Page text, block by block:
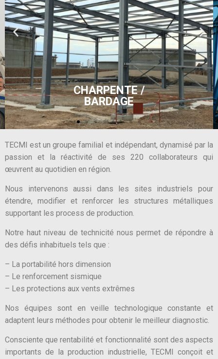
TECMI est un groupe familial et indépendant, dynamisé par la
passion et la réactivité de ses 220 collaborateurs qui
œuvrent au quotidien en région.
Nous intervenons aussi dans les sites industriels pour
étendre, modifier et renforcer les structures métalliques
supportant les process de production.
Notre haut niveau de technicité nous permet de répondre à
des défis inhabituels tels que :
– La portabilité hors dimension
– Le renforcement sismique
– Les protections aux vents extrêmes
Nos équipes sont en veille technologique constante et
adaptent leurs méthodes pour obtenir le meilleur diagnostic.
Consciente que rentabilité et fonctionnalité sont des aspects
importants de la production industrielle, TECMI conçoit et